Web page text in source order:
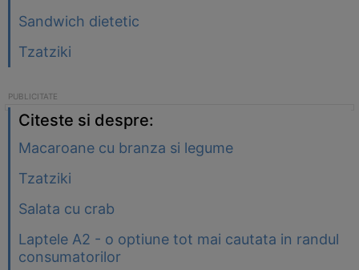
Sandwich dietetic
Tzatziki
Citeste si despre:
Macaroane cu branza si legume
Tzatziki
Salata cu crab
Laptele A2 - o optiune tot mai cautata in randul
consumatorilor